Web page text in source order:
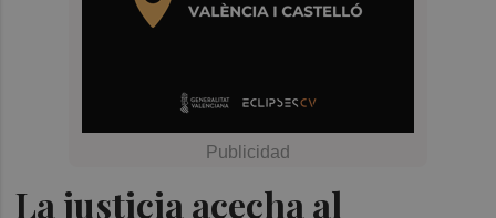
La justicia acecha al